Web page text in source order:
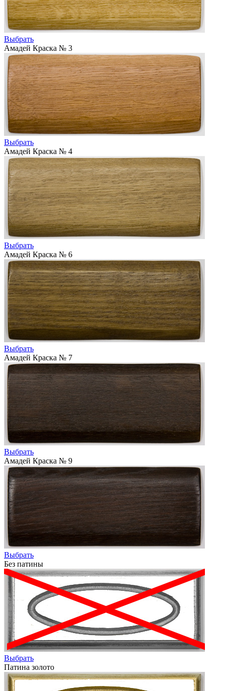
Выбрать
Амадей Краска № 3
Выбрать
Амадей Краска № 4
Выбрать
Амадей Краска № 6
Выбрать
Амадей Краска № 7
Выбрать
Амадей Краска № 9
Выбрать
Без патины
Выбрать
Патина золото